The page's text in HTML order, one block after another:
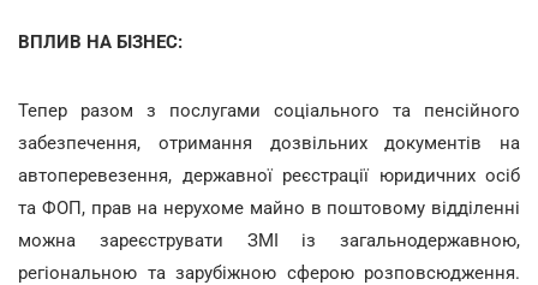
ВПЛИВ НА БІЗНЕС:
Тепер разом з послугами соціального та пенсійного
забезпечення, отримання дозвільних документів на
автоперевезення, державної реєстрації юридичних осіб
та ФОП, прав на нерухоме майно в поштовому відділенні
можна зареєструвати ЗМІ із загальнодержавною,
регіональною та зарубіжною сферою розповсюдження.